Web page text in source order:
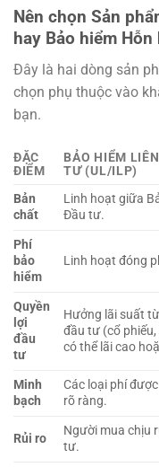
Nên chọn Sản
hay Bảo hiểm Hỗn
Đây là hai dòng sản
chọn phụ thuộc vào
bạn.
ĐẶC
ĐIỂM
BẢO HIỂM
TƯ (UL/ILP)
Bản
chất
Linh hoạt giữa
Đầu tư.
Phí
bảo
hiểm
Linh hoạt đóng
Quyền
lợi
đầu
tư
Hưởng lãi suất
đầu tư (cổ
có thể lãi cao
Minh
bạch
Các loại phí
rõ ràng.
Rủi ro
Người mua chịu
tư.